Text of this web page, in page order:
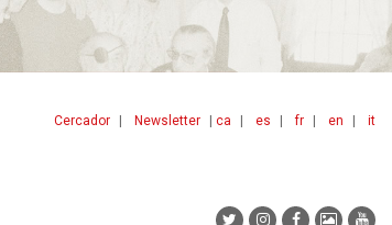
ca es fr en it
Cercador Newsletter